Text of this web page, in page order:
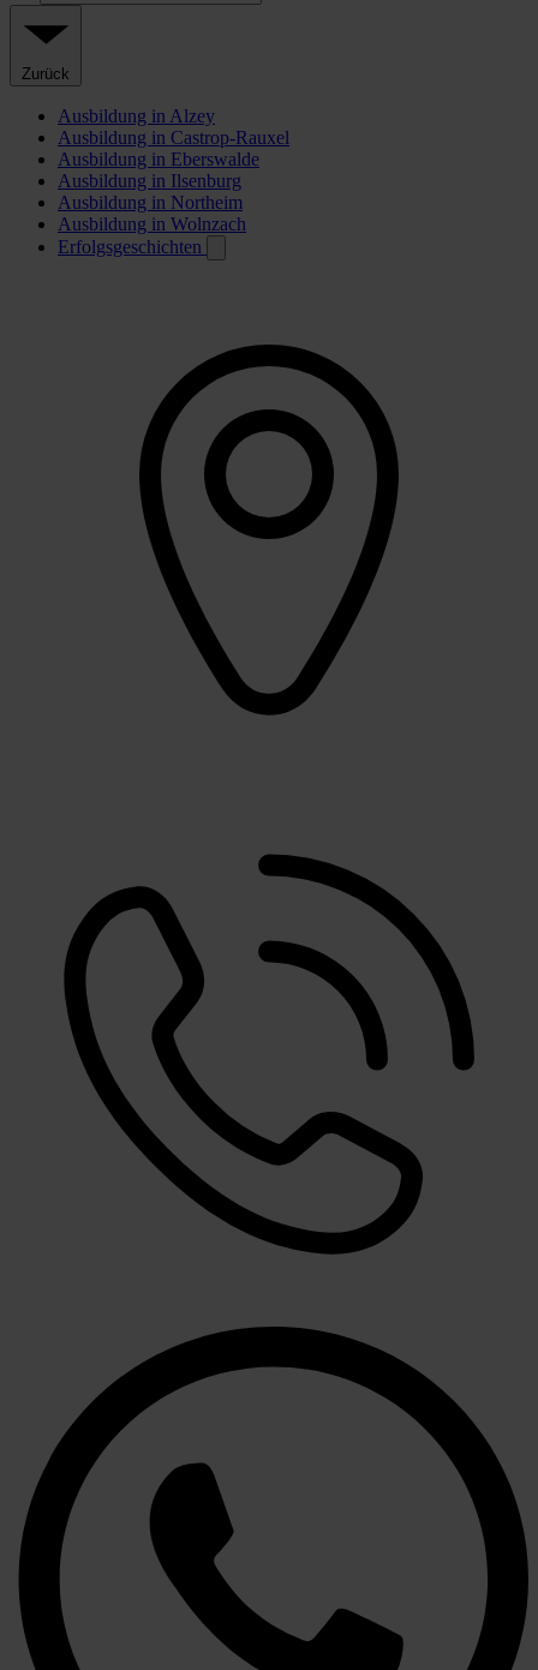
Zurück
Ausbildung in Alzey
Ausbildung in Castrop-Rauxel
Ausbildung in Eberswalde
Ausbildung in Ilsenburg
Ausbildung in Northeim
Ausbildung in Wolnzach
Erfolgsgeschichten